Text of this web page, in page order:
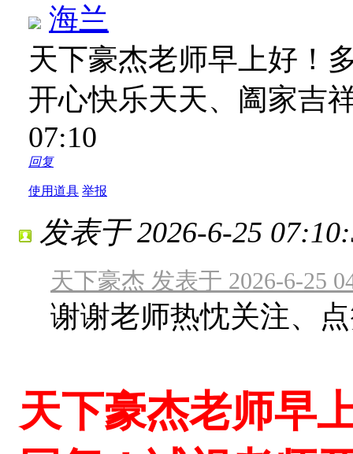
海兰
天下豪杰老师早上好！
开心快乐天天、阖家吉
07:10
回复
使用道具 举报
发表于 2026-6-25
天下豪杰 发表于 2026-6-25
谢谢老师热忱关注、
天下豪杰老师早